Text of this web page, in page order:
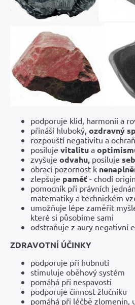
podporuje klid, harmonii a
přináší hluboký, ozdravný
rozpouští negativitu a
posiluje vitalitu a
zvyšuje odvahu, posiluje
obrací pozornost k
zlepšuje paměť - chodí
pomocník při právních
matematiky a technickém
umožňuje lépe zaměřit
které si působíme sami
odstraňuje z aury negativní
ZDRAVOTNÍ ÚČINKY
podporuje při hubnutí
stimuluje oběhový systém
pomáhá při nespavosti
podporuje činnost žlučníku
pomáhá při léčbě zlomenin,